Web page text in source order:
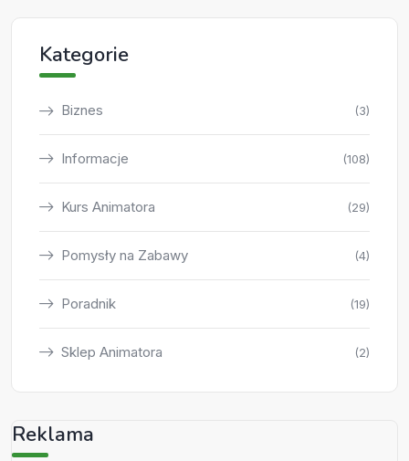
Kategorie
Biznes (3)
Informacje (108)
Kurs Animatora (29)
Pomysły na Zabawy (4)
Poradnik (19)
Sklep Animatora (2)
Reklama